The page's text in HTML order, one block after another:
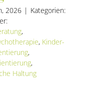
2026 | Kategorien:
,
, Kinder-
,
,
Haltung